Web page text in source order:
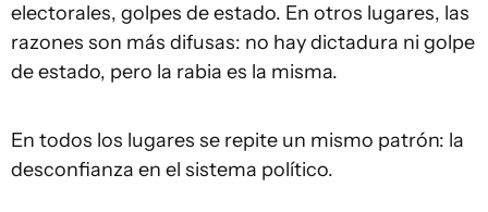
electorales, golpes de estado. En otros lugares, las
razones son más difusas: no hay dictadura ni golpe
de estado, pero la rabia es la misma.
En todos los lugares se repite un mismo patrón: la
desconfianza en el sistema político.